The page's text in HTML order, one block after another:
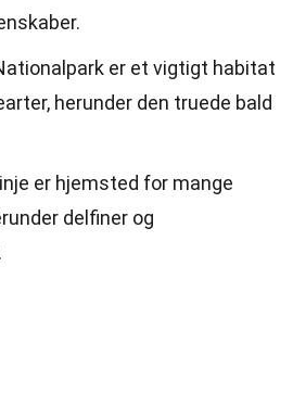
er et vigtigt habitat
herunder den truede bald
er hjemsted for mange
delfiner og